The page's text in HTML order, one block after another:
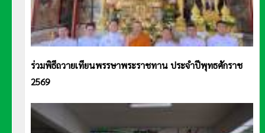
ร่วมพิธีถวายเทียนพรรษาพระราชทาน ประจำปีพุทธศักราช
2569